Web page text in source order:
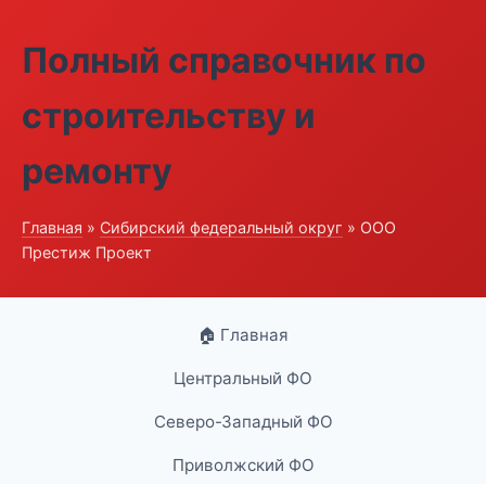
Полный справочник по
строительству и
ремонту
Главная » Сибирский федеральный округ » ООО
Престиж Проект
🏠 Главная
Центральный ФО
Северо-Западный ФО
Приволжский ФО